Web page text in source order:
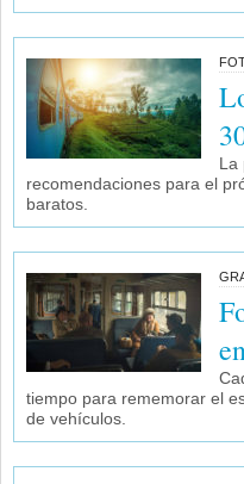
La
recomendaciones para el
baratos.
tiempo para rememorar el
de vehículos.